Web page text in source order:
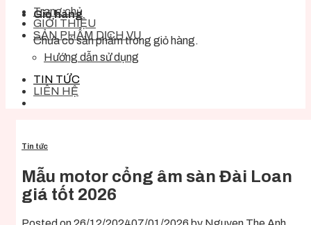
Giỏ hàng
Chưa có sản phẩm trong giỏ hàng.
Trang chủ
GIỚI THIỆU
SẢN PHẨM DỊCH VỤ
Hướng dẫn sử dụng
TIN TỨC
LIÊN HỆ
Tin tức
Mẫu motor cổng âm sàn Đài Loan
giá tốt 2026